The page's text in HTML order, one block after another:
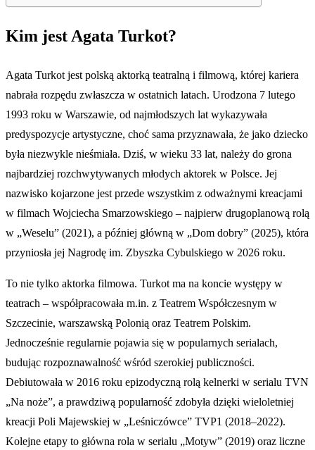
Kim jest Agata Turkot?
Agata Turkot jest polską aktorką teatralną i filmową, której kariera
nabrała rozpędu zwłaszcza w ostatnich latach. Urodzona 7 lutego
1993 roku w Warszawie, od najmłodszych lat wykazywała
predyspozycje artystyczne, choć sama przyznawała, że jako dziecko
była niezwykle nieśmiała. Dziś, w wieku 33 lat, należy do grona
najbardziej rozchwytywanych młodych aktorek w Polsce. Jej
nazwisko kojarzone jest przede wszystkim z odważnymi kreacjami
w filmach Wojciecha Smarzowskiego – najpierw drugoplanową rolą
w „Weselu” (2021), a później główną w „Dom dobry” (2025), która
przyniosła jej Nagrodę im. Zbyszka Cybulskiego w 2026 roku.
To nie tylko aktorka filmowa. Turkot ma na koncie występy w
teatrach – współpracowała m.in. z Teatrem Współczesnym w
Szczecinie, warszawską Polonią oraz Teatrem Polskim.
Jednocześnie regularnie pojawia się w popularnych serialach,
budując rozpoznawalność wśród szerokiej publiczności.
Debiutowała w 2016 roku epizodyczną rolą kelnerki w serialu TVN
„Na noże”, a prawdziwą popularność zdobyła dzięki wieloletniej
kreacji Poli Majewskiej w „Leśniczówce” TVP1 (2018–2022).
Kolejne etapy to główna rola w serialu „Motyw” (2019) oraz liczne